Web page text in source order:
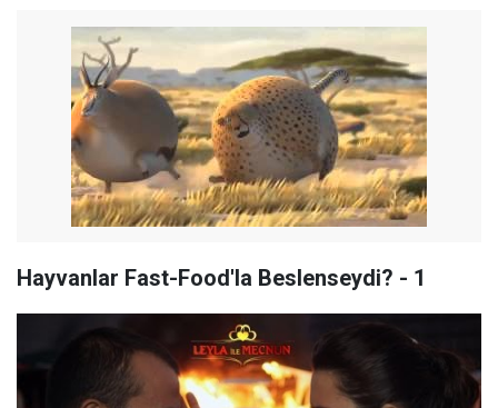
Hayvanlar Fast-Food'la Beslenseydi? - 1